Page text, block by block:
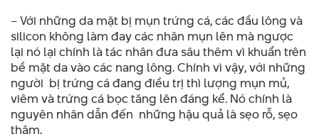
– Với những da mặt bị mụn trứng cá, các đầu lông và
silicon không làm đay các nhân mụn lên mà ngược
lại nó lại chính là tác nhân đưa sâu thêm vì khuẩn trên
bề mặt da vào các nang lông. Chính vì vậy, với những
người bị trứng cá đang điều trị thì lượng mụn mủ,
viêm và trứng cá bọc tăng lên đáng kể. Nó chính là
nguyên nhân dẫn đến những hậu quả là sẹo rỗ, sẹo
thâm.